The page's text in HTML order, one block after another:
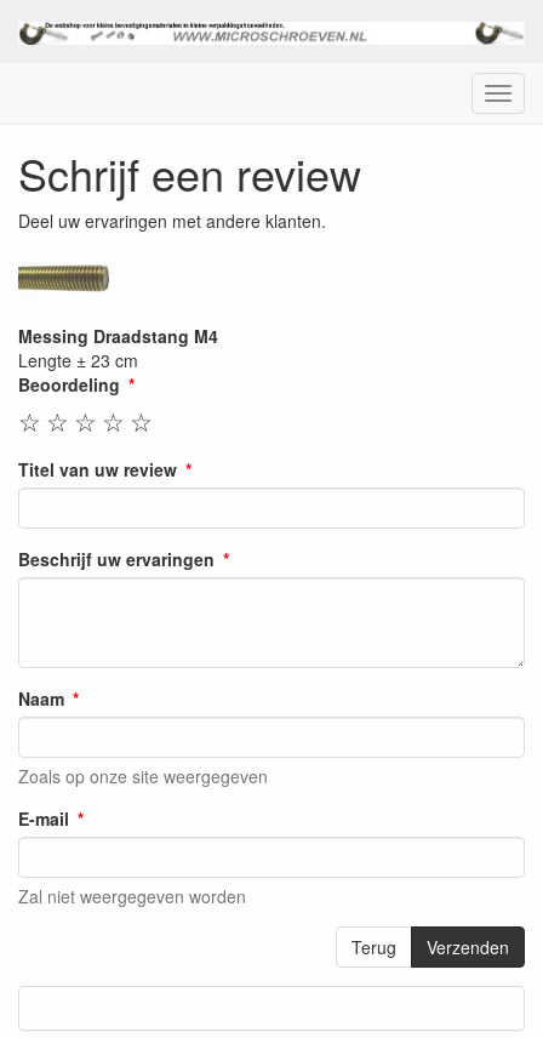
Menu
Schrijf een review
Deel uw ervaringen met andere klanten.
Messing Draadstang M4
Lengte ± 23 cm
Beoordeling
☆
☆
☆
☆
☆
Titel van uw review
Beschrijf uw ervaringen
Naam
Zoals op onze site weergegeven
E-mail
Zal niet weergegeven worden
Terug Verzenden